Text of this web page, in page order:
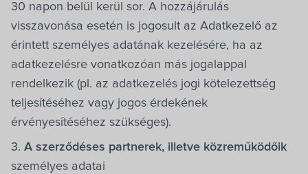
30 napon belül kerül sor. A hozzájárulás
visszavonása esetén is jogosult az Adatkezelő az
érintett személyes adatának kezelésére, ha az
adatkezelésre vonatkozóan más jogalappal
rendelkezik (pl. az adatkezelés jogi kötelezettség
teljesítéséhez vagy jogos érdekének
érvényesítéséhez szükséges).
3. A szerződéses partnerek, illetve közreműködőik
személyes adatai